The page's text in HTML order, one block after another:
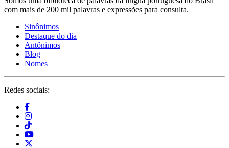
com mais de 200 mil palavras e expressões para consulta.
Sinônimos
Destaque do dia
Antônimos
Blog
Nomes
Redes sociais: